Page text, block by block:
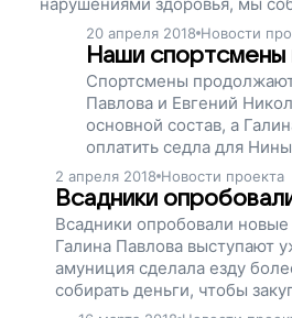
нарушениями здоровья, мы
Помогите всадникам
проект!
20 апреля 2018 Новости
Наши спортсмены
Спортсмены
Павлова и Евгений
основной состав, а
оплатить седла для
достойном уровне и
четыре седла для
рублей, нам осталось
наш проект!
2 апреля 2018 Новости проекта
Всадники
Всадники опробовали
Галина Павлова выступают
амуниция сделала езду
собирать деньги, чтобы
инвалидностью